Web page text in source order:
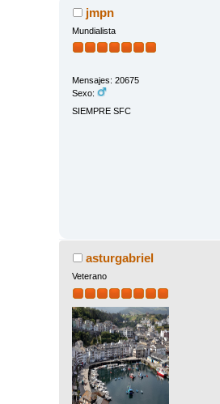
jmpn
Mundialista
Mensajes: 20675
Sexo:
SIEMPRE SFC
asturgabriel
Veterano